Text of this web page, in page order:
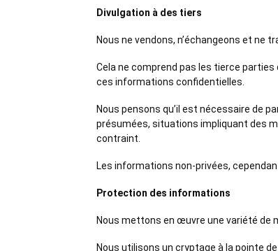
Divulgation à des tiers
Nous ne vendons, n’échangeons et ne
Cela ne comprend pas les tierce
ces informations confidentielles.
Nous pensons qu’il est nécessaire de
présumées, situations impliquant des
contraint.
Les informations non-privées,
Protection des informations
Nous mettons en œuvre une variété de
Nous utilisons un cryptage à la pointe